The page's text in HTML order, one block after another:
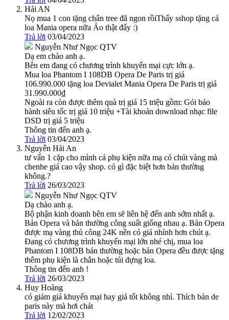
Hải AN
Nọ mua 1 con tặng chân tree đã ngon rồiThấy sshop tặng cả
loa Mania opera nữa Ảo thật đấy :)
Trả lời 03/04/2023
Nguyễn Như Ngọc QTV
Dạ em chào anh ạ.
Bên em đang có chương trình khuyến mại cực lớn ạ.
Mua loa Phantom I 108DB Opera De Paris trị giá
106.990.000 tặng loa Devialet Mania Opera De Paris trị giá
31.990.000₫
Ngoài ra còn được thêm quà trị giá 15 triệu gồm: Gói bảo
hành siêu tốc trị giá 10 triệu +Tài khoản download nhạc file
DSD trị giá 5 triệu
Thông tin đến anh ạ.
Trả lời 03/04/2023
Nguyễn Hải An
tư vấn 1 cặp cho mình cả phụ kiện nữa mạ có chút vàng mà
chenhe giá cao vậy shop. có gì đặc biệt hơn bản thường
không.?
Trả lời 26/03/2023
Nguyễn Như Ngọc QTV
Dạ chào anh ạ.
Bộ phận kinh doanh bên em sẽ liên hệ đến anh sớm nhất ạ.
Bản Opera và bản thường công suất giống nhau ạ. Bản Opera
được mạ vàng thủ công 24K nên có giá nhỉnh hơn chút ạ.
Đang có chương trình khuyến mại lớn nhé chị, mua loa
Phantom I 108DB bản thường hoặc bản Opera đều được tặng
thêm phụ kiện là chân hoặc túi đựng loa.
Thông tin đến anh !
Trả lời 26/03/2023
Huy Hoàng
có giảm giá khuyến mại hay giá tốt không nhỉ. Thích bản de
paris này mà hơi chát
Trả lời 12/02/2023